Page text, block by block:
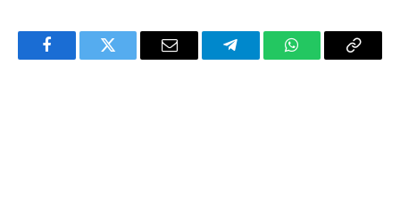
FacebookTwitter Email TelegramWhatsAppCopy